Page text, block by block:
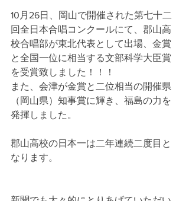
10月26日、岡山で開催された第七十二
回全日本合唱コンクールにて、郡山高
校合唱部が東北代表として出場、金賞
と全国一位に相当する文部科学大臣賞
を受賞致しました！！！
また、会津が金賞と二位相当の開催県
（岡山県）知事賞に輝き、福島の力を
発揮しました。
郡山高校の日本一は二年連続二度目と
なります。